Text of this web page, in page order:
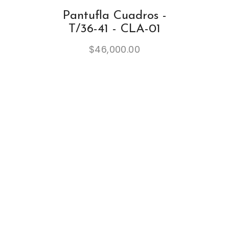
Pantufla Cuadros -
T/36-41 - CLA-01
$46,000.00